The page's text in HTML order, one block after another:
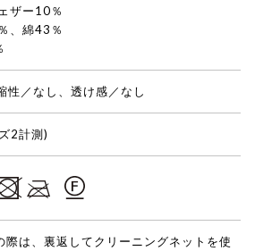
ザー10％
、綿43％
性／なし、透け感／なし
2計測)
際は、裏返してクリーニングネットを使